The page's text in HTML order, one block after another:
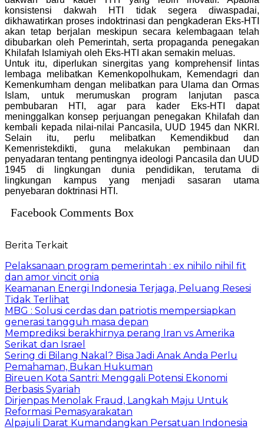
konsistensi dakwah HTI tidak segera diwaspadai,
dikhawatirkan proses indoktrinasi dan pengkaderan Eks-HTI
akan tetap berjalan meskipun secara kelembagaan telah
dibubarkan oleh Pemerintah, serta propaganda penegakan
Khilafah Islamiyah oleh Eks-HTI akan semakin meluas.
Untuk itu, diperlukan sinergitas yang komprehensif lintas
lembaga melibatkan Kemenkopolhukam, Kemendagri dan
Kemenkumham dengan melibatkan para Ulama dan Ormas
Islam, untuk merumuskan program lanjutan pasca
pembubaran HTI, agar para kader Eks-HTI dapat
meninggalkan konsep perjuangan penegakan Khilafah dan
kembali kepada nilai-nilai Pancasila, UUD 1945 dan NKRI.
Selain itu, perlu melibatkan Kemendikbud dan
Kemenristekdikti, guna melakukan pembinaan dan
penyadaran tentang pentingnya ideologi Pancasila dan UUD
1945 di lingkungan dunia pendidikan, terutama di
lingkungan kampus yang menjadi sasaran utama
penyebaran doktrinasi HTI.
Facebook Comments Box
Berita Terkait
Pelaksanaan program pemerintah : ex nihilo nihil fit
dan amor vincit onia
Keamanan Energi Indonesia Terjaga, Peluang Resesi
Tidak Terlihat
MBG : Solusi cerdas dan patriotis mempersiapkan
generasi tangguh masa depan
Memprediksi berakhirnya perang Iran vs Amerika
Serikat dan Israel
Sering di Bilang Nakal? Bisa Jadi Anak Anda Perlu
Pemahaman, Bukan Hukuman
Bireuen Kota Santri: Menggali Potensi Ekonomi
Berbasis Syariah
Dirjenpas Menolak Fraud, Langkah Maju Untuk
Reformasi Pemasyarakatan
Alpajuli Darat Kumandangkan Persatuan Indonesia